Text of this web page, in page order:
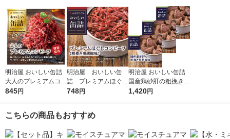
明治屋 おいしい缶詰
大人のプレミアムコン
ビーフ 燻製風味 1個
845円
明治屋 おいしい缶
詰 プレミアムほぐし
コンビーフ 1缶
748円
明治屋 おいしい缶詰
国産鶏砂肝の粗挽き黒
胡椒味 1セット（3
1,420円
こちらの商品もおすすめ